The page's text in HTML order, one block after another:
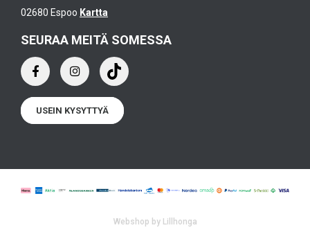
02680 Espoo Kartta
SEURAA MEITÄ SOMESSA
USEIN KYSYTTYÄ
Webshop by Lillhonga